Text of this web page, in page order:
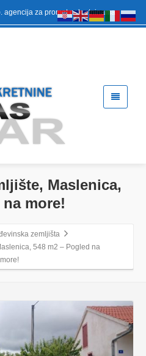
agencija za promet nekretninama
Maslenica,
more!
zemljišta
548 m2 – Pogled na
more!